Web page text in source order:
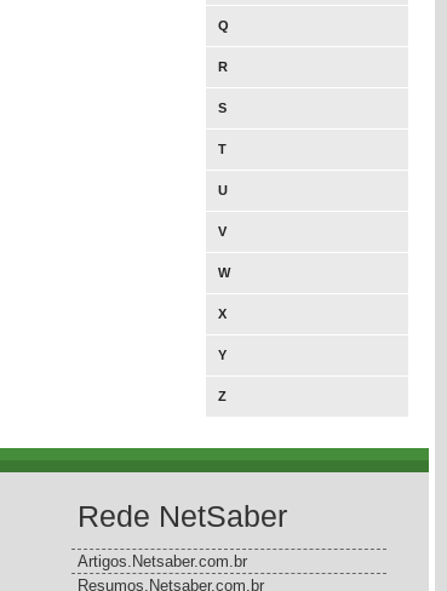
Q
R
S
T
U
V
W
X
Y
Z
Rede NetSaber
Artigos.Netsaber.com.br
Resumos.Netsaber.com.br